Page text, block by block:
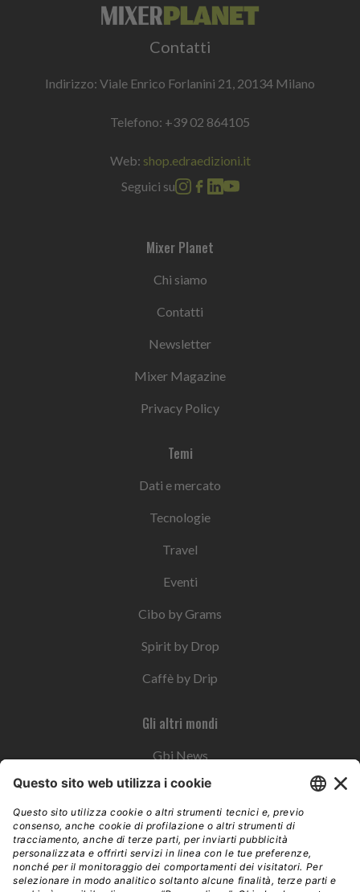
Contatti
Indirizzo: Viale Enrico Forlanini 21, 20134 Milano
Telefono: +39 02 864105
Web: shop.edraedizioni.it
Seguici su
Mixer Planet
Chi siamo
Contatti
Newsletter
Mixer Magazine
Privacy Policy
Temi
Dati e mercato
Tecnologie
Travel
Eventi
Cibo by Grams
Spirit by Drop
Caffè by Drip
Gli altri mondi
Gbi News
Instoremag
Esplora il gruppo
Edra Edizioni